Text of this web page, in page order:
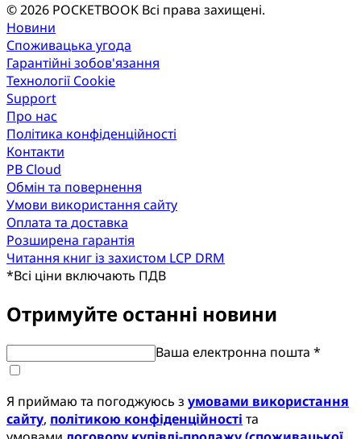
© 2026 POCKETBOOK Всі права захищені.
Новини
Споживацька угода
Гарантійні зобов'язання
Технології Cookie
Support
Про нас
Політика конфіденційності
Контакти
PB Cloud
Обмін та повернення
Умови використання сайту
Оплата та доставка
Розширена гарантія
Читання книг із захистом LCP DRM
*Всі ціни включають ПДВ
Отримуйте останні новини
Ваша електронна пошта *
Я приймаю та погоджуюсь з умовами використання
сайту, політикою конфіденційності та